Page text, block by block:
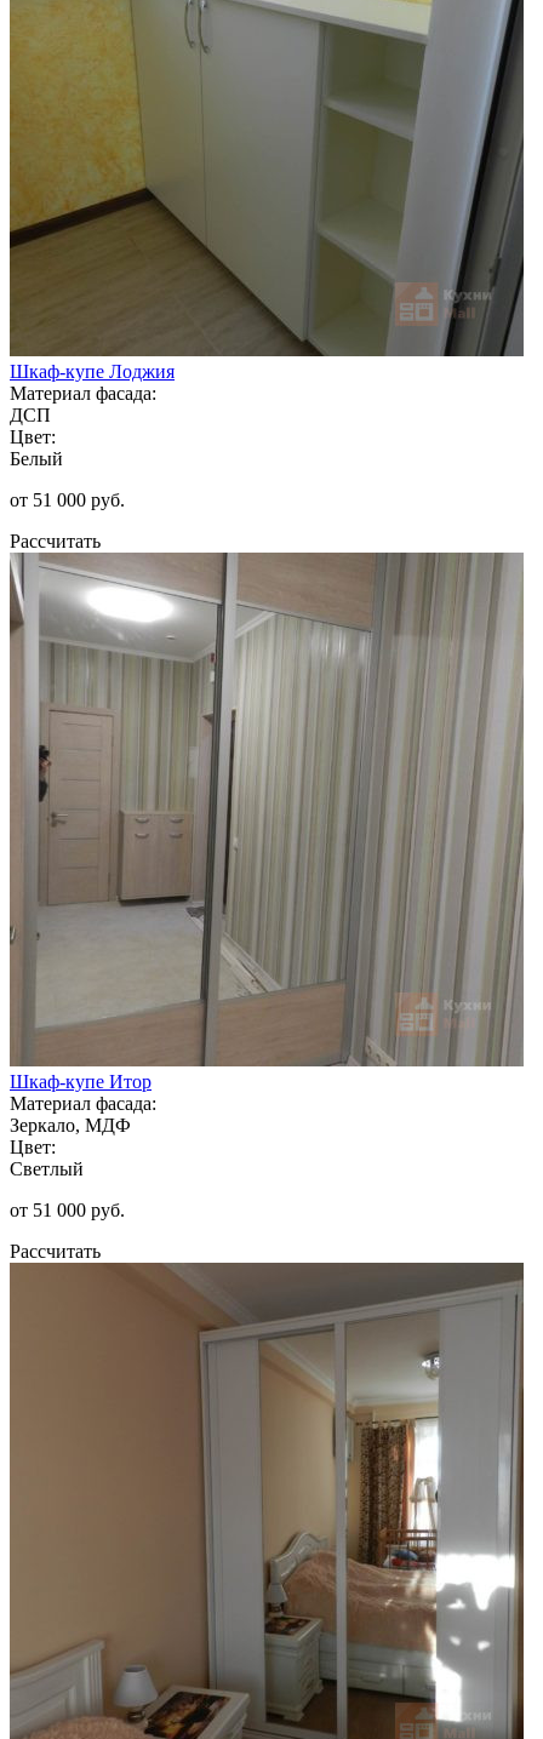
Шкаф-купе Лоджия
Материал фасада:
ДСП
Цвет:
Белый
от 51 000 руб.
Рассчитать
Шкаф-купе Итор
Материал фасада:
Зеркало, МДФ
Цвет:
Светлый
от 51 000 руб.
Рассчитать